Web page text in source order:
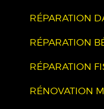
RÉPARATION
RÉPARATION
RÉPARATION
RÉNOVATION